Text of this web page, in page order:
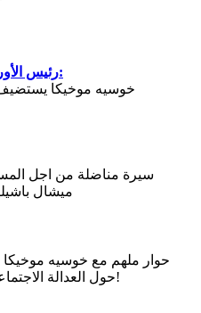
رئيس الأوروغواي قدوة للحكام العرب:
خوسيه موخيكا
سيرة مناضلة من اجل
ميشال
حوار ملهم مع خوسيه موخيكا
حول العدالة الاجتماعية، الحكم الرشيد والتواضع!